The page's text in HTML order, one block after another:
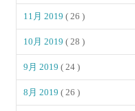
11月 2019( 26 )
10月 2019( 28 )
9月 2019( 24 )
8月 2019( 26 )